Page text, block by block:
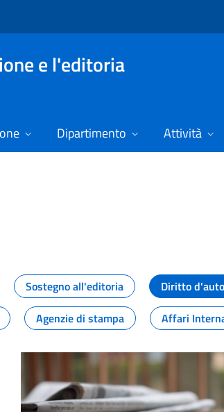
e l'editoria
Dipartimento Attività
Sostegno all'editoria Diritto
Agenzie di stampa Affari